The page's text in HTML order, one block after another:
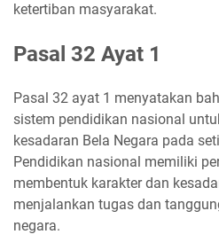
ketertiban masyarakat.
Pasal 32 Ayat 1
Pasal 32 ayat 1 menyatakan
sistem pendidikan nasional
kesadaran Bela Negara pada
Pendidikan nasional memiliki
membentuk karakter dan
menjalankan tugas dan
negara.